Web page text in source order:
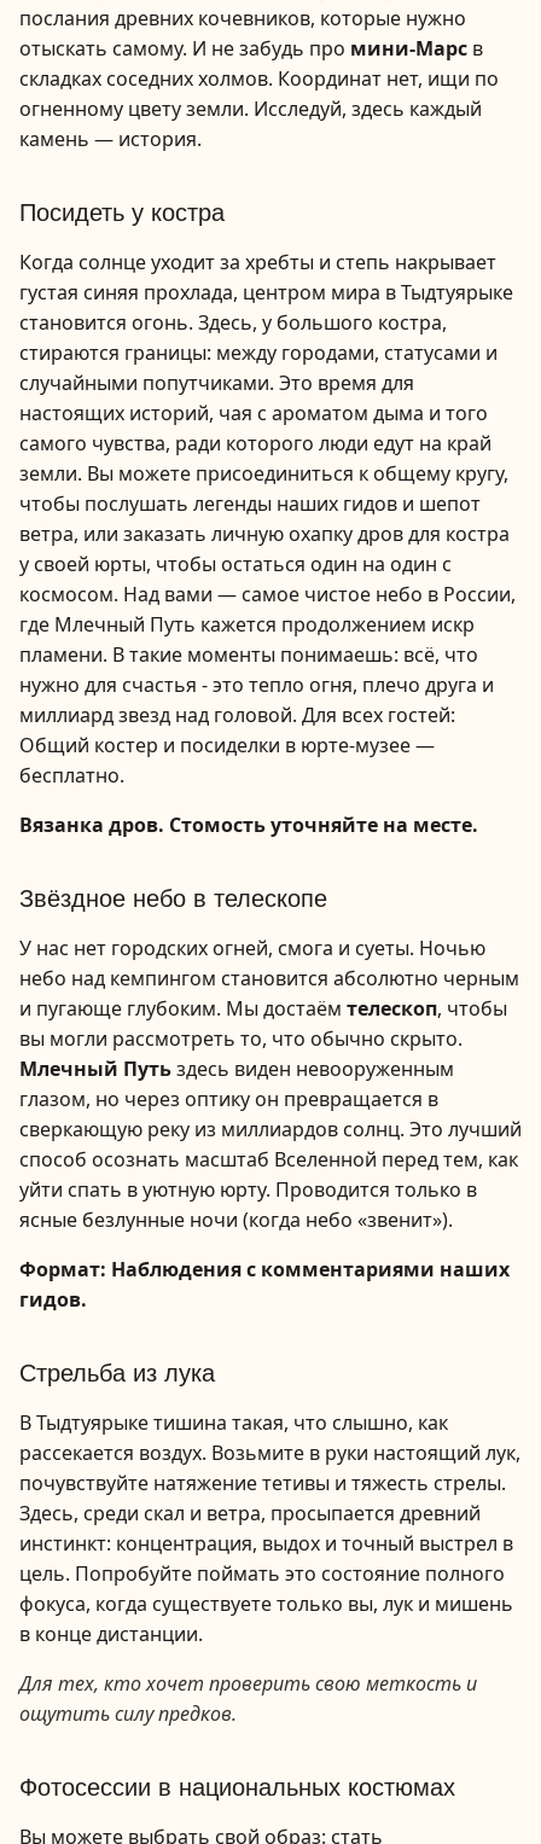
послания древних кочевников, которые нужно
отыскать самому. И не забудь про мини-Марс в
складках соседних холмов. Координат нет, ищи по
огненному цвету земли. Исследуй, здесь каждый
камень — история.
Посидеть у костра
Когда солнце уходит за хребты и степь накрывает
густая синяя прохлада, центром мира в Тыдтуярыке
становится огонь. Здесь, у большого костра,
стираются границы: между городами, статусами и
случайными попутчиками. Это время для
настоящих историй, чая с ароматом дыма и того
самого чувства, ради которого люди едут на край
земли. Вы можете присоединиться к общему кругу,
чтобы послушать легенды наших гидов и шепот
ветра, или заказать личную охапку дров для костра
у своей юрты, чтобы остаться один на один с
космосом. Над вами — самое чистое небо в России,
где Млечный Путь кажется продолжением искр
пламени. В такие моменты понимаешь: всё, что
нужно для счастья - это тепло огня, плечо друга и
миллиард звезд над головой. Для всех гостей:
Общий костер и посиделки в юрте-музее —
бесплатно.
Вязанка дров. Стомость уточняйте на месте.
Звёздное небо в телескопе
У нас нет городских огней, смога и суеты. Ночью
небо над кемпингом становится абсолютно черным
и пугающе глубоким. Мы достаём телескоп, чтобы
вы могли рассмотреть то, что обычно скрыто.
Млечный Путьздесь виден невооруженным
глазом, но через оптику он превращается в
сверкающую реку из миллиардов солнц. Это лучший
способ осознать масштаб Вселенной перед тем, как
уйти спать в уютную юрту. Проводится только в
ясные безлунные ночи (когда небо «звенит»).
Формат: Наблюдения с комментариями наших
гидов.
Стрельба из лука
В Тыдтуярыке тишина такая, что слышно, как
рассекается воздух. Возьмите в руки настоящий лук,
почувствуйте натяжение тетивы и тяжесть стрелы.
Здесь, среди скал и ветра, просыпается древний
инстинкт: концентрация, выдох и точный выстрел в
цель. Попробуйте поймать это состояние полного
фокуса, когда существуете только вы, лук и мишень
в конце дистанции.
Для тех, кто хочет проверить свою меткость и
ощутить силу предков.
Фотосессии в национальных костюмах
Вы можете выбрать свой образ: стать